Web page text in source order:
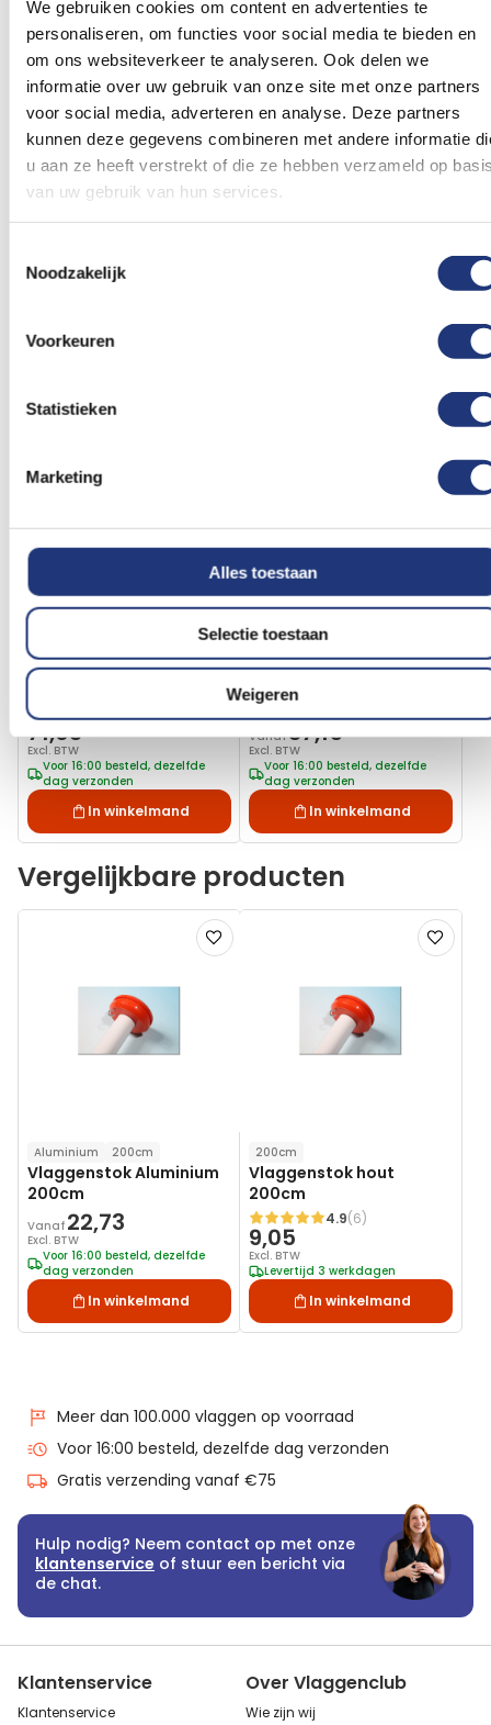
We gebruiken cookies om content en advertenties te
personaliseren, om functies voor social media te bieden en
om ons websiteverkeer te analyseren. Ook delen we
informatie over uw gebruik van onze site met onze partners
voor social media, adverteren en analyse. Deze partners
kunnen deze gegevens combineren met andere informatie
u aan ze heeft verstrekt of die ze hebben verzameld op
van uw gebruik van hun services.
Noodzakelijk
Voorkeuren
Statistieken
Marketing
Alles toestaan
Selectie toestaan
Weigeren
aan
verlanglijst
Spunpoly 165gr/m2 70x100cm
Griekse vlag 70x100cm -
18,14
dag verzonden
aan
Spunpoly 165gr/m2
150x225cm
200x300cm
Griekse vlag 200x300cm
- Spunpoly
71,03
Excl. BTW
Voor 16:00 besteld, dezelfde
dag verzonden
In winkelmand
Voeg
aan
Glanspoly 115gr/m2
120x180cm
Vlag Griekenland
120x180cm
Vanaf37,15
Excl. BTW
Voor 16:00 besteld, dezelfde
dag verzonden
In winkelmand
Vergelijkbare producten
Voeg
toe
Aluminium 200cm
Vlaggenstok Aluminium
200cm
Vanaf 22,73
Excl. BTW
Voor 16:00 besteld, dezelfde
dag verzonden
In winkelmand
Voeg
toe
200cm
Vlaggenstok hout
200cm
Waardering:4.9(6)
9,05
Excl. BTW
Levertijd 3 werkdagen
In winkelmand
Meer dan 100.000 vlaggen op voorraad
Voor 16:00 besteld, dezelfde dag verzonden
Gratis verzending vanaf €75
Hulp nodig? Neem contact op met onze
klantenservice of stuur een bericht via
de chat.
Klantenservice
Klantenservice
Over Vlaggenclub
Wie zijn wij